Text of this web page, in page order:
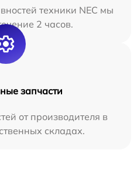
техники NEC мы
2 часов.
запчасти
от производителя в
складах.